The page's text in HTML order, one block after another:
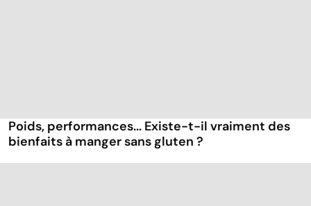
Poids, performances... Existe-t-il vraiment des
bienfaits à manger sans gluten ?